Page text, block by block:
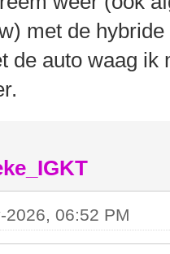
met de
de auto waag ik
2026, 06:52 PM